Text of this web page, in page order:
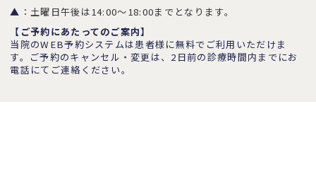
▲ ：土曜日午後は14:00～18:00までとなります。
【ご予約にあたってのご案内】
当院のWEB予約システムは患者様に無料でご利用いただけま
す。ご予約のキャンセル・変更は、2日前の診療時間内までにお
電話にてご連絡ください。